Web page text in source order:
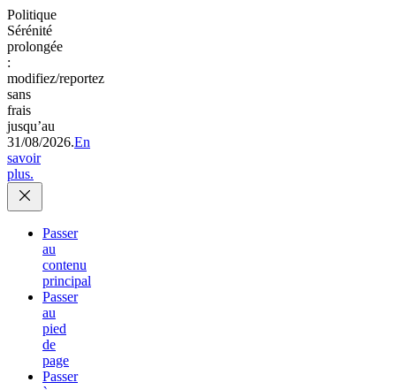
Politique
Sérénité
prolongée
:
modifiez/reportez
sans
frais
jusqu’au
31/08/2026.En
savoir
plus.
Passer
au
contenu
principal
Passer
au
pied
de
page
Passer